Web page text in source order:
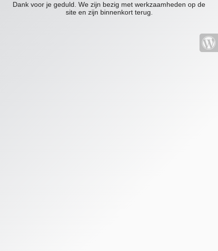
Dank voor je geduld. We zijn bezig met werkzaamheden op de
site en zijn binnenkort terug.